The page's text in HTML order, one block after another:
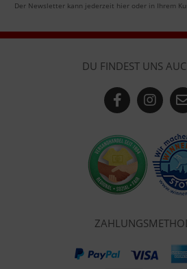
Der Newsletter kann jederzeit hier oder in Ihrem
DU FINDEST UNS